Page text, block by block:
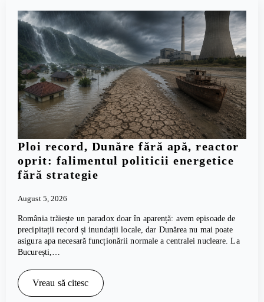
Ploi record, Dunăre fără apă, reactor
oprit: falimentul politicii energetice
fără strategie
August 5, 2026
România trăiește un paradox doar în aparență: avem episoade de
precipitații record și inundații locale, dar Dunărea nu mai poate
asigura apa necesară funcționării normale a centralei nucleare. La
București,…
Vreau să citesc